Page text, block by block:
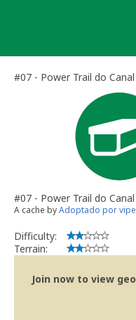
#07 - Power Trail do
#07 - Power Trail do
A cache byAdoptado por
Difficulty:
Terrain:
Join now to view